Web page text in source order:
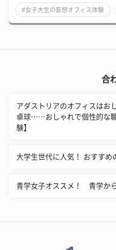
#女子大生の妄想オフィス体験
合
アダストリアのオフィスはお
卓球……おしゃれで個性的な
験】
大学生世代に人気！ おすすめ
青学女子オススメ！ 青学か